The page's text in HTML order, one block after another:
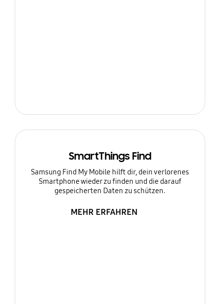
SmartThings Find
Samsung Find My Mobile hilft dir, dein verlorenes
Smartphone wieder zu finden und die darauf
gespeicherten Daten zu schützen.
MEHR ERFAHREN